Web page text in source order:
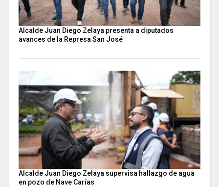
Alcalde Juan Diego Zelaya presenta a diputados
avances de la Represa San José
Alcalde Juan Diego Zelaya supervisa hallazgo de agua
en pozo de Nave Carías